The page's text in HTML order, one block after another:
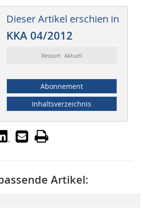
Dieser Artikel erschien in
KKA 04/2012
Ressort: Aktuell
Abonnement
Inhaltsverzeichnis
Artikel: